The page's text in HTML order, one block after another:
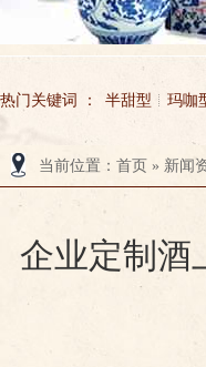
热门关键词 ： 半甜型 玛咖
无锡市玉祁酒业有限公司
当前位置 ： 首页 » 新闻
企业定制酒